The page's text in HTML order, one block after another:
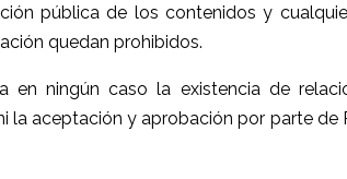
pública de los contenidos y
quedan prohibidos.
en ningún caso la existencia de
aceptación y aprobación por parte de